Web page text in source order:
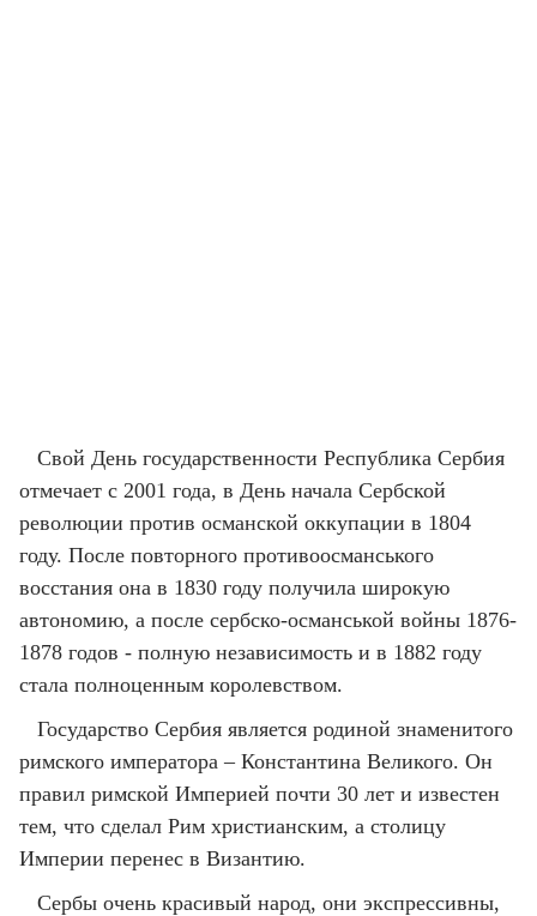
Свой День государственности Республика Сербия
отмечает с 2001 года, в День начала Сербской
революции против османской оккупации в 1804
году. После повторного противоосманського
восстания она в 1830 году получила широкую
автономию, а после сербско-османськой войны 1876-
1878 годов - полную независимость и в 1882 году
стала полноценным королевством.
Государство Сербия является родиной знаменитого
римского императора – Константина Великого. Он
правил римской Империей почти 30 лет и известен
тем, что сделал Рим христианским, а столицу
Империи перенес в Византию.
Сербы очень красивый народ, они экспрессивны,